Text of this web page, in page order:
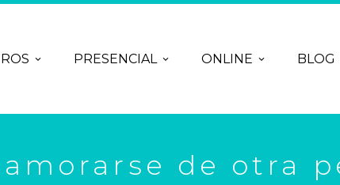
PRESENCIAL ONLINE BLOG
de otra